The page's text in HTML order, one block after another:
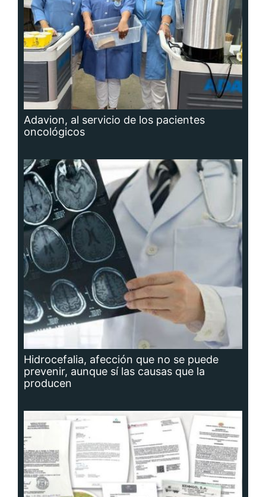
Adavion, al servicio de los pacientes
oncológicos
Hidrocefalia, afección que no se puede
prevenir, aunque sí las causas que la
producen